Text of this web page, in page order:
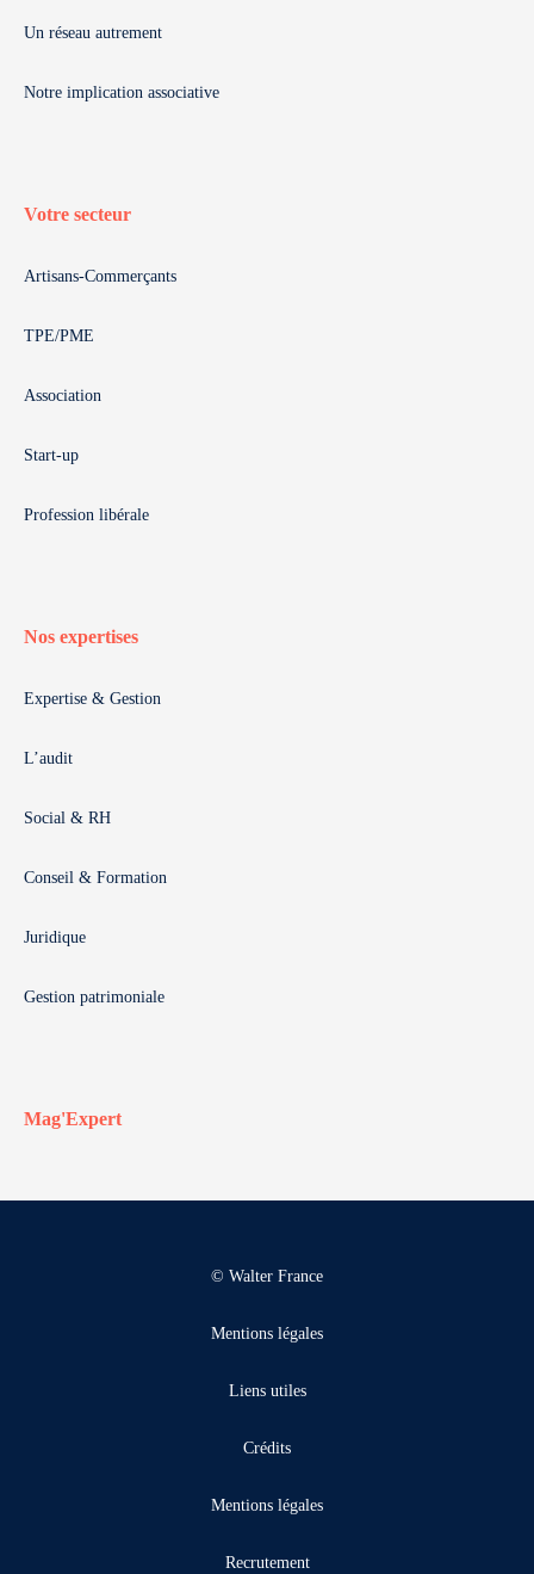
Un réseau autrement
Notre implication associative
Votre secteur
Artisans-Commerçants
TPE/PME
Association
Start-up
Profession libérale
Nos expertises
Expertise & Gestion
L’audit
Social & RH
Conseil & Formation
Juridique
Gestion patrimoniale
Mag'Expert
© Walter France
Mentions légales
Liens utiles
Crédits
Mentions légales
Recrutement